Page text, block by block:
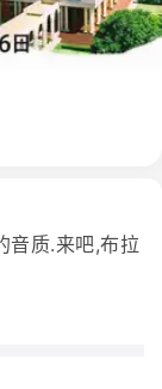
音质.来吧,布拉